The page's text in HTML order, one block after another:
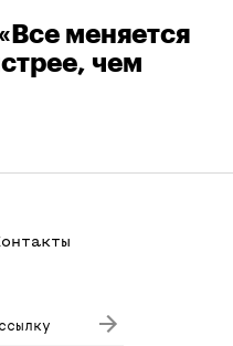
меняется
чем